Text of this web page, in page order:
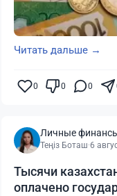
Читать дальше →
0 0 0
Личные
Теңіз Боташ·6
Тысячи
оплачено